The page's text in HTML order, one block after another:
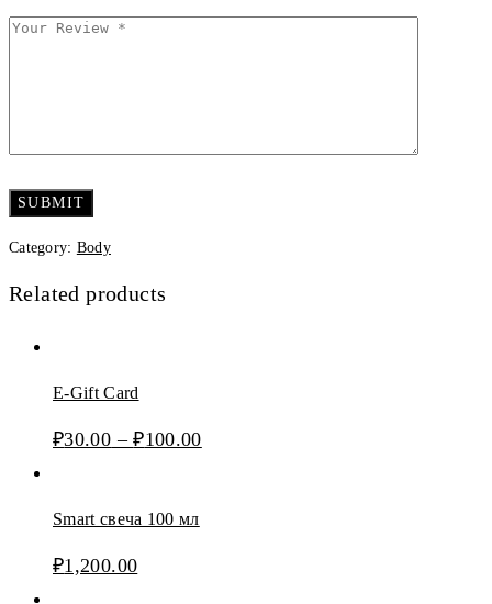
Category: Body
Related products
E-Gift Card
₽30.00 –₽100.00
Smart свеча 100 мл
₽1,200.00